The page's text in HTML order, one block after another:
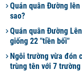
Quán quân Đường
sao?
Quán quân Đường
giống 22 "tiền bối"
Ngôi trường vừa đón
trùng tên với 7